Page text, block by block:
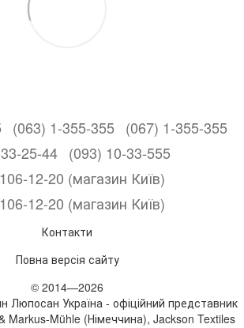
(063) 1-355-355 (067) 1-355-355
25-44 (093) 10-33-555
12-20 (магазин Київ)
12-20 (магазин Київ)
Контакти
Повна версія сайту
© 2014—2026
Люпосан Україна - офіційний представник
Markus-Mühle (Німеччина), Jackson Textiles